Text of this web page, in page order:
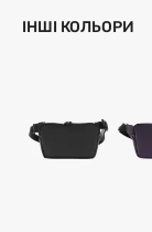
ІНШІ КОЛЬОРИ